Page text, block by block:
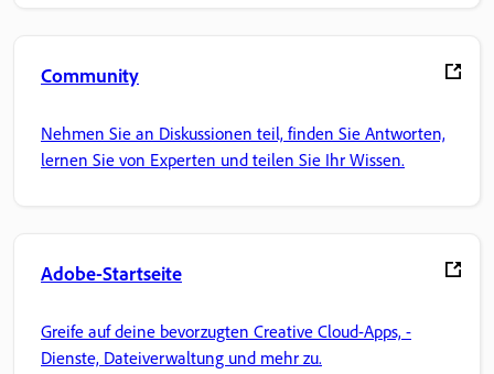
Community
Nehmen Sie an Diskussionen teil, finden Sie Antworten,
lernen Sie von Experten und teilen Sie Ihr Wissen.
Adobe-Startseite
Greife auf deine bevorzugten Creative Cloud-Apps, -
Dienste, Dateiverwaltung und mehr zu.